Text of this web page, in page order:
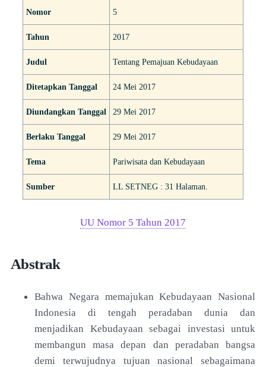
Nomor 5
Tahun 2017
Judul Tentang Pemajuan Kebudayaan
Ditetapkan Tanggal 24 Mei 2017
Diundangkan Tanggal 29 Mei 2017
Berlaku Tanggal 29 Mei 2017
Tema Pariwisata dan Kebudayaan
Sumber LL SETNEG : 31 Halaman.
UU Nomor 5 Tahun 2017
Abstrak
Bahwa Negara memajukan Kebudayaan Nasional
Indonesia di tengah peradaban dunia dan
menjadikan Kebudayaan sebagai investasi untuk
membangun masa depan dan peradaban bangsa
demi terwujudnya tujuan nasional sebagaimana